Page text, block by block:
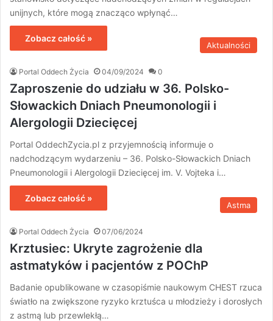
unijnych, które mogą znacząco wpłynąć…
Zobacz całość »
Aktualności
Portal Oddech Życia 04/09/2024 0
Zaproszenie do udziału w 36. Polsko-
Słowackich Dniach Pneumonologii i
Alergologii Dziecięcej
Portal OddechZycia.pl z przyjemnością informuje o
nadchodzącym wydarzeniu – 36. Polsko-Słowackich Dniach
Pneumonologii i Alergologii Dziecięcej im. V. Vojteka i…
Zobacz całość »
Astma
Portal Oddech Życia 07/06/2024
Krztusiec: Ukryte zagrożenie dla
astmatyków i pacjentów z POChP
Badanie opublikowane w czasopiśmie naukowym CHEST rzuca
światło na zwiększone ryzyko krztuśca u młodzieży i dorosłych
z astmą lub przewlekłą…